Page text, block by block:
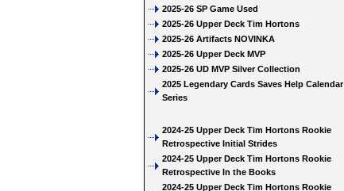
2025-26 SP Game Used
2025-26 Upper Deck Tim Hortons
2025-26 Artifacts NOVINKA
2025-26 Upper Deck MVP
2025-26 UD MVP Silver Collection
2025 Legendary Cards Saves Help Calendar
Series
2024-25 Upper Deck Tim Hortons Rookie
Retrospective Initial Strides
2024-25 Upper Deck Tim Hortons Rookie
Retrospective In the Books
2024-25 Upper Deck Tim Hortons Rookie